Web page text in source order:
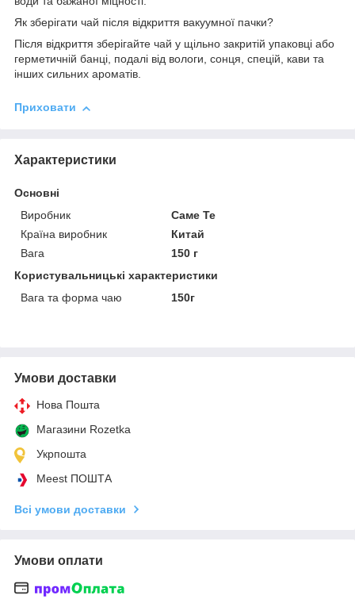
Як зберігати чай після відкриття вакуумної пачки?
Після відкриття зберігайте чай у щільно закритій упаковці або
герметичній банці, подалі від вологи, сонця, спецій, кави та
інших сильних ароматів.
Приховати
Характеристики
Основні
Виробник
Саме Те
Країна виробник
Китай
Вага
150 г
Користувальницькі характеристики
Вага та форма чаю
150г
Умови доставки
Нова Пошта
Магазини Rozetka
Укрпошта
Meest ПОШТА
Всі умови доставки
Умови оплати